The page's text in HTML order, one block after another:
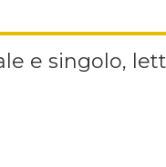
e singolo,